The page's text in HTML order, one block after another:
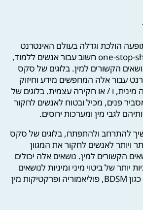
הולכת וגדלה בעולם האינטרנט
והפכו לאחרונה ל-one-stop-shop חשוב עבור אנשים ללמוד,
הקשורים למין. בלוגים של סקס
עבור אלה המחפשים מידע וחיזוק
מינית, ו / או חקירה עצמית. בלוגים של
פנים, מכיל ובטוח לאנשים לחקור
לגבי מין ומערכות יחסים.
להתרחב ולהתפתח, בלוגים של סקס
ויותר לאנשים לחקור את המגוון
הקשורים למין. נושאים אלה יכולים
יותר של ביטוי מיני ומיניות לנושאים
שנויים במחלוקת יותר כגון BDSM, פוליאמוריה ופרקטיקות מין